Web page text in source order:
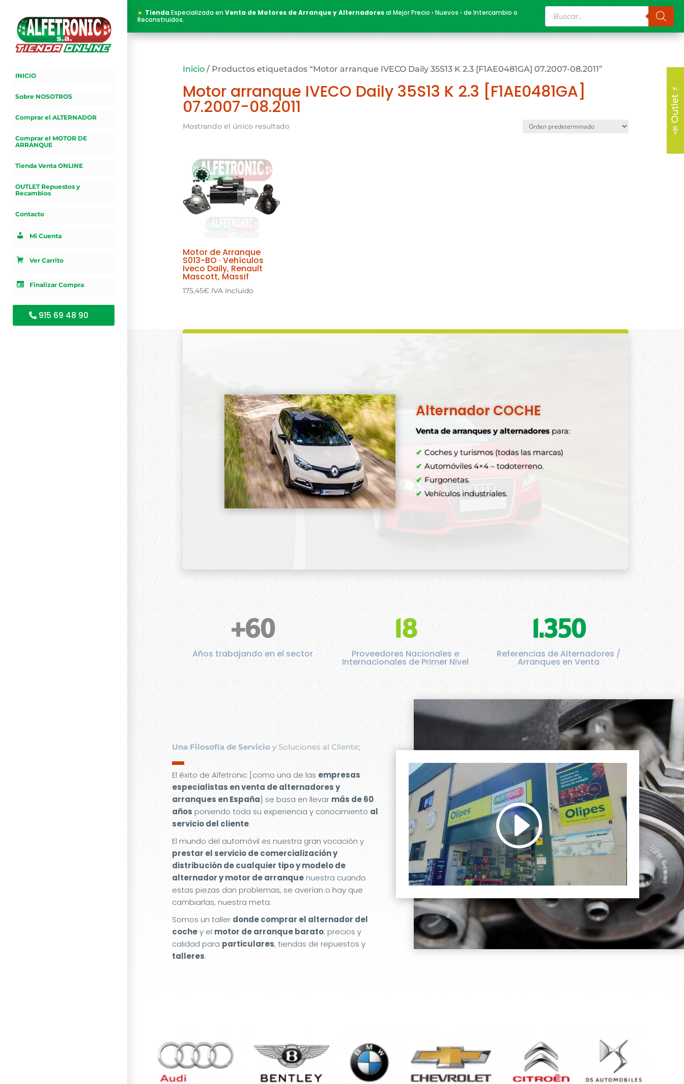
INICIO
Sobre NOSOTROS
Comprar el ALTERNADOR
Comprar el MOTOR DE
ARRANQUE
Tienda Venta ONLINE
OUTLET Repuestos y
Recambios
Contacto
Mi Cuenta
Ver Carrito
Finalizar Compra
915 69 48 90
► TiendaEspecializada enVenta de Motores de Arranque y Alternadoresal Mejor Precio › Nuevos › de Intercambio o
Reconstruidos.
Búsqueda
de
productos
Inicio / Productos etiquetados “Motor arranque IVECO Daily 35S13 K 2.3 [F1AE0481GA] 07.2007-08.2011”
Motor arranque IVECO Daily 35S13 K 2.3 [F1AE0481GA]
07.2007-08.2011
Mostrando el único resultado
Motor de Arranque
S013-BO · Vehículos
Iveco Daily, Renault
Mascott, Massif
175,45€ IVA Incluido
Alternador COCHE
Venta de arranques y alternadorespara:
✔ Coches y turismos (todas las marcas)
✔ Automóviles 4×4 – todoterreno.
✔ Furgonetas.
✔ Vehículos industriales.
Comprar alternadores y arranques
✔
✔
✔
+60
Años trabajando en el sector
18
Proveedores Nacionales e
Internacionales de Primer Nivel
1.350
Referencias de Alternadores /
Arranques en Venta
Una Filosofía de Servicioy Soluciones al Cliente;
▬
El éxito de Alfetronic [como una de lasempresas
especialistas en venta de alternadores y
arranques en España] se basa en llevar más de 60
años poniendo toda su experiencia y conocimiento al
servicio del cliente.
El mundo del automóvil es nuestra gran vocación y
prestar el servicio de comercialización y
distribución de cualquier tipo y modelo de
alternador y motor de arranquenuestra cuando
estas piezas dan problemas, se averían o hay que
cambiarlas, nuestra meta.
Somos un taller donde comprar el alternador del
cochey el motor de arranque barato; precios y
calidad para particulares, tiendas de repuestos y
talleres.
📣 Outlet ⚡